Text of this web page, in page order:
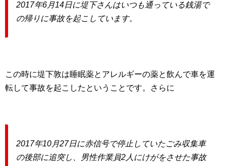
2017年6月14日に堤下さんはいつも通っている銭湯で
の帰りに事故を起こしています。
この時に堤下敦は睡眠薬とアレルギーの薬と飲んで車を運
転して事故を起こしたということです。さらに
2017年10月27日に赤信号で停止していたごみ収集車
の後部に追突し、男性作業員2人にけがをさせた事故